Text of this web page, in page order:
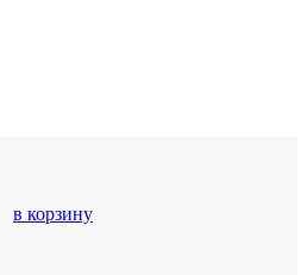
в корзину